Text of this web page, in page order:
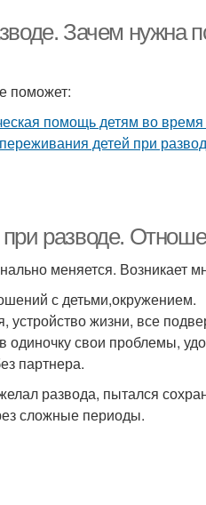
Зачем нужна
поможет:
разводе.
меняется. Возникает
с детьми,окружением.
жизни, все
одиночку свои проблемы,
партнера.
развода, пытался
сложные периоды.